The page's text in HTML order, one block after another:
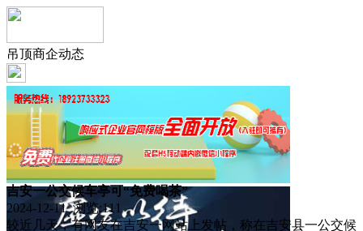
吊顶商企动态
吉安一公交候车亭可“免费喝茶”
2024-12-11 浏览:111
较近几天，有网友在吉安一网站上发帖，称在吉安县一公交候